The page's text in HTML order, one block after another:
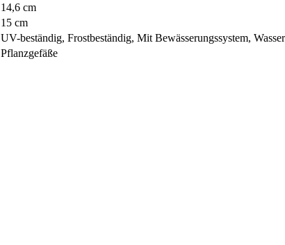
14,6 cm
15 cm
UV-beständig, Frostbeständig, Mit Bewässerungssystem,
Pflanzgefäße